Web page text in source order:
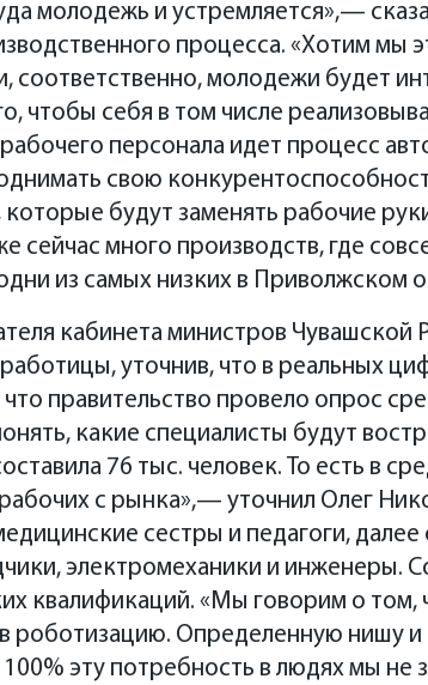
молодежь и устремляется»,—
процесса. «Хотим мы
соответственно, молодежи будет
чтобы себя в том числе
персонала идет процесс
свою
будут заменять рабочие
сейчас много производств, где
из самых низких в Приволжском
кабинета министров Чувашской
уточнив, что в реальных
правительство провело опрос
какие специалисты будут
76 тыс. человек. То есть в
с рынка»,— уточнил Олег
сестры и педагоги,
электромеханики и инженеры.
квалификаций. «Мы говорим о том,
роботизацию. Определенную нишу и
эту потребность в людях мы